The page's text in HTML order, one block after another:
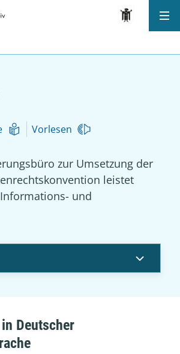
Vorlesen
zur Umsetzung der
leistet
und
Deutscher